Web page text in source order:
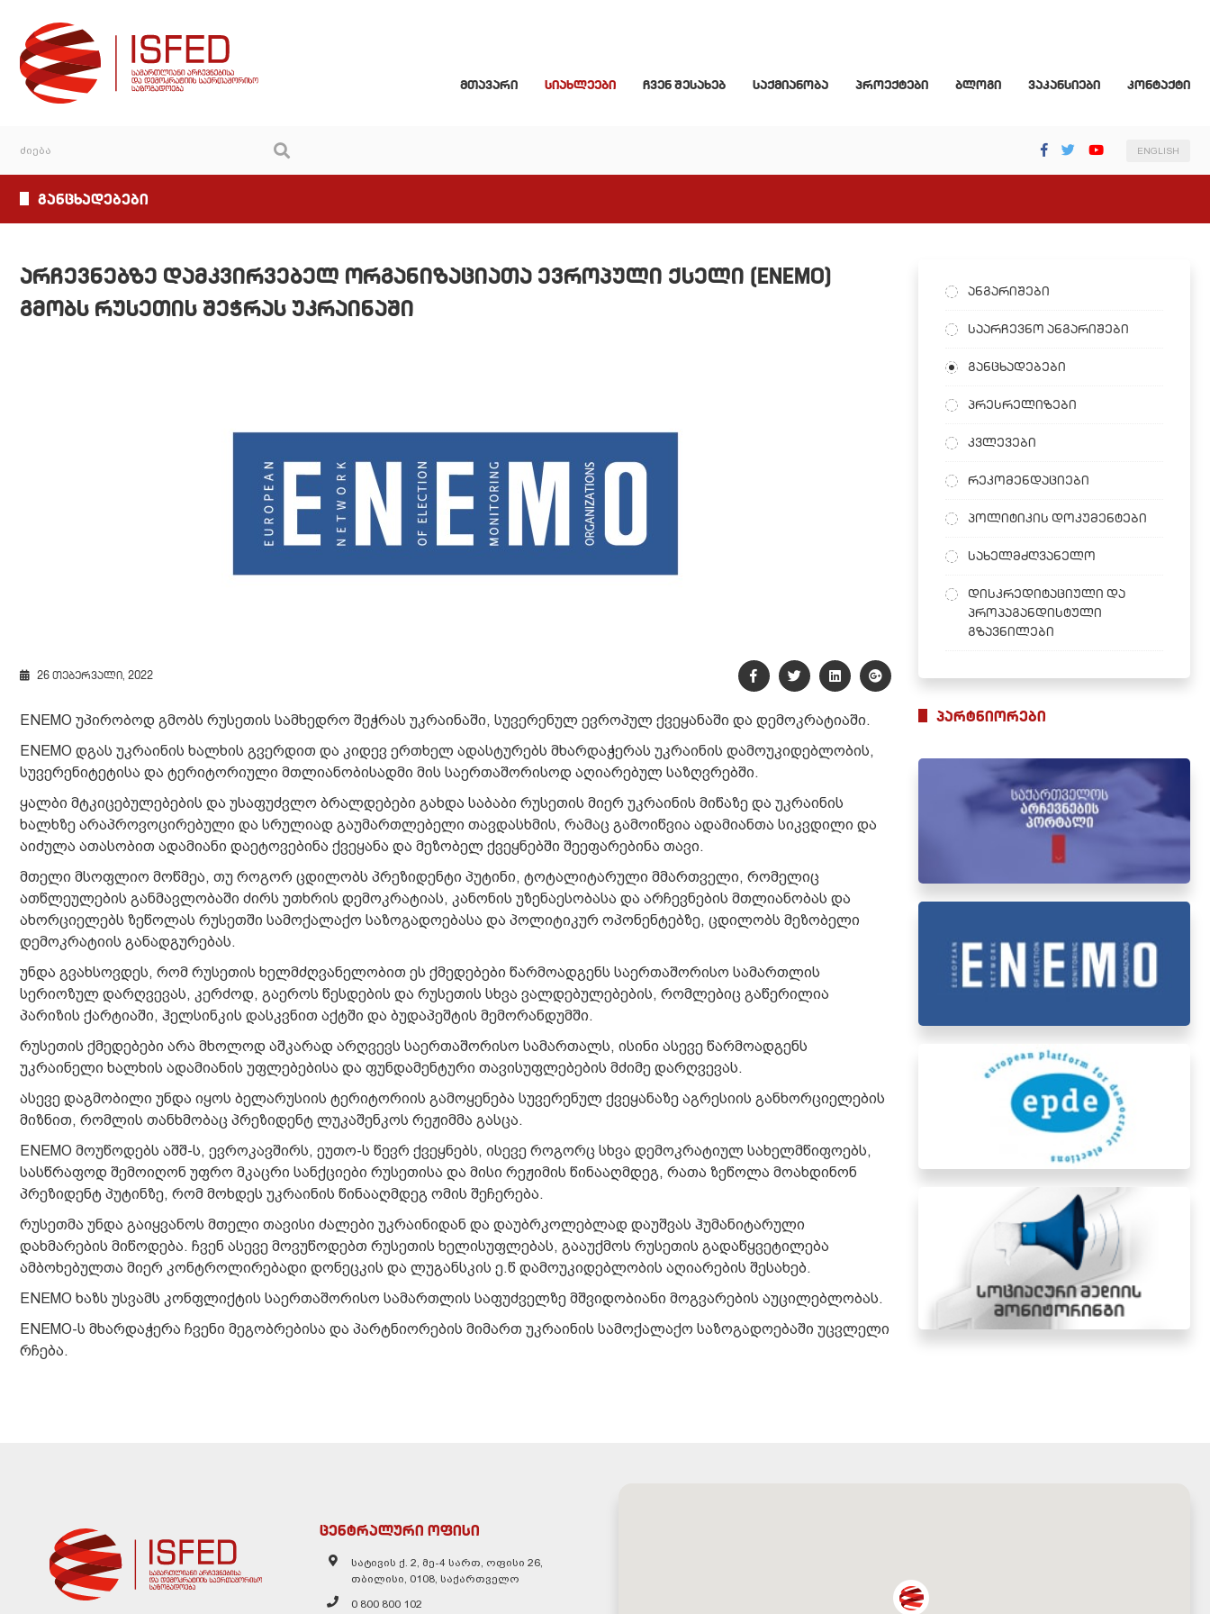
მთავარი სიახლეები ჩვენ შესახებ საქმიანობა პროექტები ბლოგი ვაკანსიები კონტაქტი
ENGLISH
განცხადებები
არჩევნებზე დამკვირვებელ ორგანიზაციათა ევროპული ქსელი (ENEMO)
გმობს რუსეთის შეჭრას უკრაინაში
26 თებერვალი, 2022
ENEMO უპირობოდ გმობს რუსეთის სამხედრო შეჭრას უკრაინაში, სუვერენულ ევროპულ ქვეყანაში და დემოკრატიაში.
ENEMO დგას უკრაინის ხალხის გვერდით და კიდევ ერთხელ ადასტურებს მხარდაჭერას უკრაინის დამოუკიდებლობის,
სუვერენიტეტისა და ტერიტორიული მთლიანობისადმი მის საერთაშორისოდ აღიარებულ საზღვრებში.
ყალბი მტკიცებულებების და უსაფუძვლო ბრალდებები გახდა საბაბი რუსეთის მიერ უკრაინის მიწაზე და უკრაინის
ხალხზე არაპროვოცირებული და სრულიად გაუმართლებელი თავდასხმის, რამაც გამოიწვია ადამიანთა სიკვდილი და
აიძულა ათასობით ადამიანი დაეტოვებინა ქვეყანა და მეზობელ ქვეყნებში შეეფარებინა თავი.
მთელი მსოფლიო მოწმეა, თუ როგორ ცდილობს პრეზიდენტი პუტინი, ტოტალიტარული მმართველი, რომელიც
ათწლეულების განმავლობაში ძირს უთხრის დემოკრატიას, კანონის უზენაესობასა და არჩევნების მთლიანობას და
ახორციელებს ზეწოლას რუსეთში სამოქალაქო საზოგადოებასა და პოლიტიკურ ოპონენტებზე, ცდილობს მეზობელი
დემოკრატიის განადგურებას.
უნდა გვახსოვდეს, რომ რუსეთის ხელმძღვანელობით ეს ქმედებები წარმოადგენს საერთაშორისო სამართლის
სერიოზულ დარღვევას, კერძოდ, გაეროს წესდების და რუსეთის სხვა ვალდებულებების, რომლებიც გაწერილია
პარიზის ქარტიაში, ჰელსინკის დასკვნით აქტში და ბუდაპეშტის მემორანდუმში.
რუსეთის ქმედებები არა მხოლოდ აშკარად არღვევს საერთაშორისო სამართალს, ისინი ასევე წარმოადგენს
უკრაინელი ხალხის ადამიანის უფლებებისა და ფუნდამენტური თავისუფლებების მძიმე დარღვევას.
ასევე დაგმობილი უნდა იყოს ბელარუსიის ტერიტორიის გამოყენება სუვერენულ ქვეყანაზე აგრესიის განხორციელების
მიზნით, რომლის თანხმობაც პრეზიდენტ ლუკაშენკოს რეჟიმმა გასცა.
ENEMO მოუწოდებს აშშ-ს, ევროკავშირს, ეუთო-ს წევრ ქვეყნებს, ისევე როგორც სხვა დემოკრატიულ სახელმწიფოებს,
სასწრაფოდ შემოიღონ უფრო მკაცრი სანქციები რუსეთისა და მისი რეჟიმის წინააღმდეგ, რათა ზეწოლა მოახდინონ
პრეზიდენტ პუტინზე, რომ მოხდეს უკრაინის წინააღმდეგ ომის შეჩერება.
რუსეთმა უნდა გაიყვანოს მთელი თავისი ძალები უკრაინიდან და დაუბრკოლებლად დაუშვას ჰუმანიტარული
დახმარების მიწოდება. ჩვენ ასევე მოვუწოდებთ რუსეთის ხელისუფლებას, გააუქმოს რუსეთის გადაწყვეტილება
ამბოხებულთა მიერ კონტროლირებადი დონეცკის და ლუგანსკის ე.წ დამოუკიდებლობის აღიარების შესახებ.
ENEMO ხაზს უსვამს კონფლიქტის საერთაშორისო სამართლის საფუძველზე მშვიდობიანი მოგვარების აუცილებლობას.
ENEMO-ს მხარდაჭერა ჩვენი მეგობრებისა და პარტნიორების მიმართ უკრაინის სამოქალაქო საზოგადოებაში უცვლელი
რჩება.
ანგარიშები
საარჩევნო ანგარიშები
განცხადებები
პრესრელიზები
კვლევები
რეკომენდაციები
პოლიტიკის დოკუმენტები
სახელმძღვანელო
დისკრედიტაციული და
პროპაგანდისტული
გზავნილები
პარტნიორები
ცენტრალური ოფისი
სატივის ქ. 2, მე-4 სართ, ოფისი 26,
თბილისი, 0108, საქართველო
0 800 800 102